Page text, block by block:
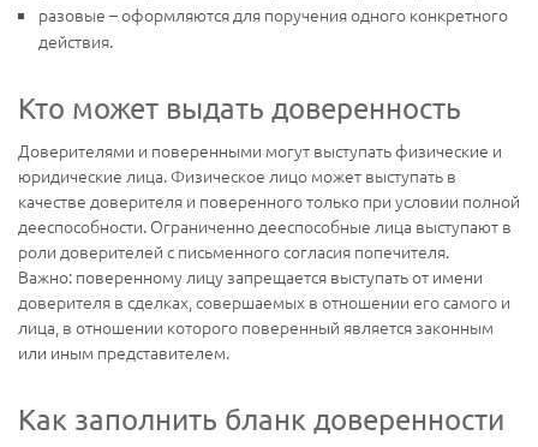
разовые – оформляются для поручения одного конкретного
действия.
Кто может выдать доверенность
Доверителями и поверенными могут выступать физические и
юридические лица. Физическое лицо может выступать в
качестве доверителя и поверенного только при условии полной
дееспособности. Ограниченно дееспособные лица выступают в
роли доверителей с письменного согласия попечителя.
Важно: поверенному лицу запрещается выступать от имени
доверителя в сделках, совершаемых в отношении его самого и
лица, в отношении которого поверенный является законным
или иным представителем.
Как заполнить бланк доверенности